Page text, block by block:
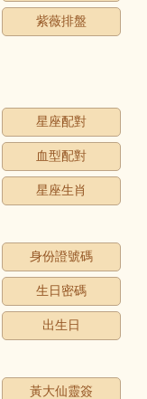
紫薇排盤
星座配對
血型配對
星座生肖
身份證號碼
生日密碼
出生日
黃大仙靈簽